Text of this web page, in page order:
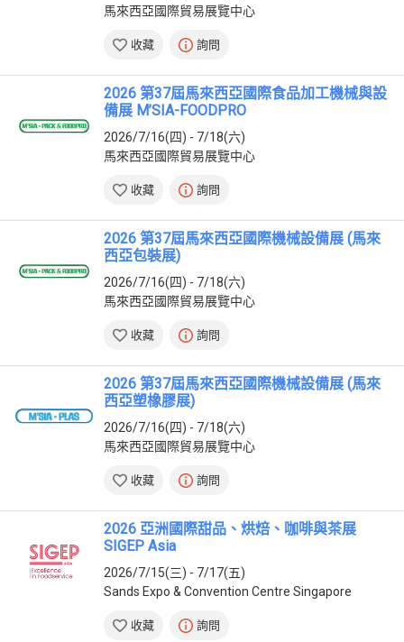
馬來西亞國際貿易展覽中心
收藏 詢問
2026 第37屆馬來西亞國際食品加工機械與設
備展 M’SIA-FOODPRO
2026/7/16(四) - 7/18(六)
馬來西亞國際貿易展覽中心
收藏 詢問
2026 第37屆馬來西亞國際機械設備展 (馬來
西亞包裝展)
2026/7/16(四) - 7/18(六)
馬來西亞國際貿易展覽中心
收藏 詢問
2026 第37屆馬來西亞國際機械設備展 (馬來
西亞塑橡膠展)
2026/7/16(四) - 7/18(六)
馬來西亞國際貿易展覽中心
收藏 詢問
2026 亞洲國際甜品、烘焙、咖啡與茶展
SIGEP Asia
2026/7/15(三) - 7/17(五)
Sands Expo & Convention Centre Singapore
收藏 詢問